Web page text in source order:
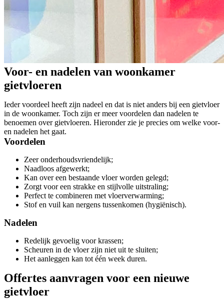
Voor- en nadelen van woonkamer
gietvloeren
Ieder voordeel heeft zijn nadeel en dat is niet anders bij een gietvloer
in de woonkamer. Toch zijn er meer voordelen dan nadelen te
benoemen over gietvloeren. Hieronder zie je precies om welke voor-
en nadelen het gaat.
Voordelen
Zeer onderhoudsvriendelijk;
Naadloos afgewerkt;
Kan over een bestaande vloer worden gelegd;
Zorgt voor een strakke en stijlvolle uitstraling;
Perfect te combineren met vloerverwarming;
Stof en vuil kan nergens tussenkomen (hygiënisch).
Nadelen
Redelijk gevoelig voor krassen;
Scheuren in de vloer zijn niet uit te sluiten;
Het aanleggen kan tot één week duren.
Offertes aanvragen voor een nieuwe
gietvloer